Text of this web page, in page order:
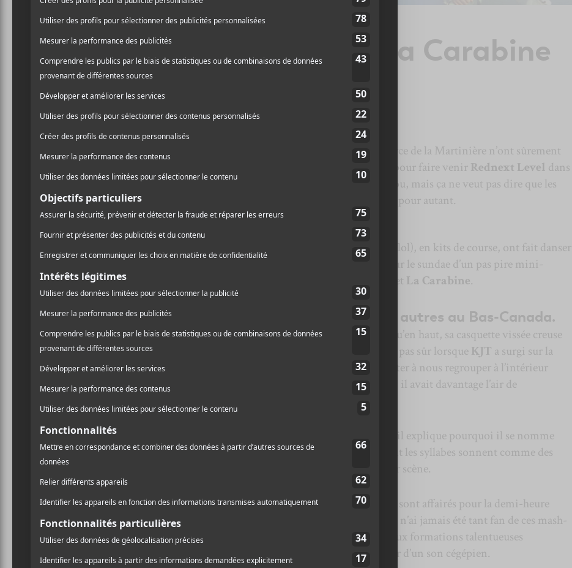
Spectacle : KJT, La Carabine
et Rednext Level
Jeudi soir dernier, Les sitedemo.cauctions de la Source de la Martinière n’ont sûrement
pas eu besoin d’allonger quarante milles sur la table pour faire venirRednext Level dans
son bar sportif/salle de spectacle du quartier Limoilou, mais ça ne veut pas dire que les
gars n’étaient pas prêts à nous faire faire de la vitesse pour autant.
Robert Nelson, Maybe Watson et DJ Tiestostérone (lol), en kits de course, ont fait danser
une foule compacte et énergique en guise de cerise sur le sundae d’un pas pire mini-
et La Carabine.
Retour sur une soirée pas comme les autres au Bas-Canada.
Avec sa chemise à manches longues, boutonnée jusqu’en haut, sa casquette vissée creuse
sur sa tête et ses lunettes à la monture fine, on n’était pas sûr lorsque KJT a surgi sur la
terrasse de la Source de la Martinière pour nous inviter à nous regrouper à l’intérieur
pour le début du spectacle. Pour le dire franchement, il avait davantage l’air de
Après une brève présentation a capella dans laquelle il explique pourquoi il se nomme
KJTen utilisant que des acronymes ou des mots dont les syllabes sonnent comme des
lettres, le MC a invité ses musiciens à le rejoindre sur scène.
Un batteur, un guitariste et un bassiste, pieds nus, se sont affairés pour la demi-heure
suivante à rythmer la trame que met en mots KJT. Je n’ai jamais été tant fan de ces mash-
ups funk/rap à la Boni Suba ou New Apple Taste, deux formations talentueuses
techniquement, mais qui n’ont jamais pu s’affranchir d’un son cégépien.